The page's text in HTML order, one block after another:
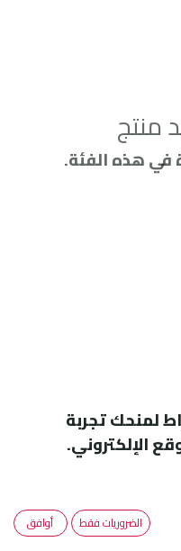
منتج
في هذه الفئة.
لمنحك تجربة
الإلكتروني.
الضروريات فقط أوافق